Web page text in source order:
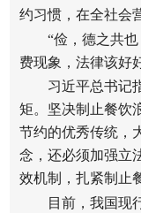
约习惯，在全社会
“俭，德之共
费现象，法律该好
习近平总书记
矩。坚决制止餐饮
节约的优秀传统，
念，还必须加强立
效机制，扎紧制止
目前，我国现